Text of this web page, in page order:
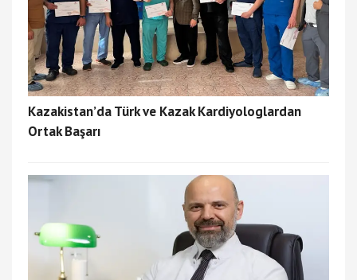
Kazakistan’da Türk ve Kazak Kardiyologlardan
Ortak Başarı